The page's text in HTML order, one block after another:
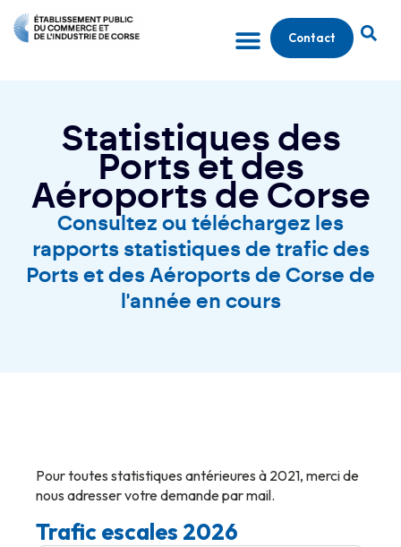
Contact
Statistiques des
Ports et des
Aéroports de Corse
Consultez ou téléchargez les
rapports statistiques de trafic des
Ports et des Aéroports de Corse de
l'année en cours
Pour toutes statistiques antérieures à 2021, merci de
nous adresser votre demande par mail.
Trafic escales 2026